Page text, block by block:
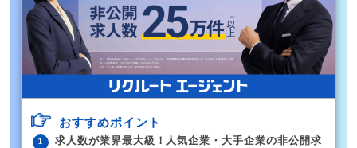
おすすめポイント
求人数が業界最大級！人気企業・大手企業の非公開求